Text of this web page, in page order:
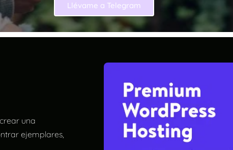
Llévame a Telegram
una
ejemplares,